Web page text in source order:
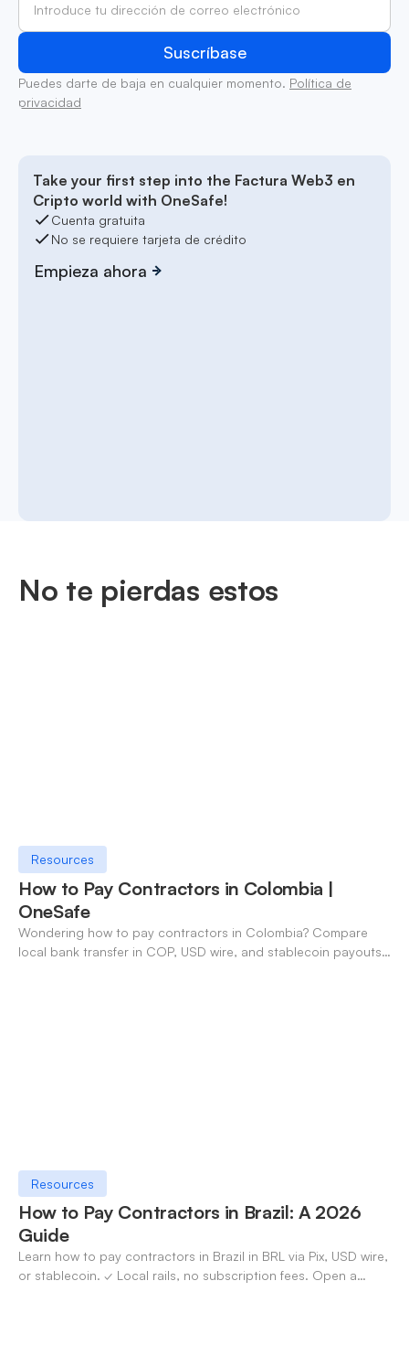
Puedes darte de baja en cualquier momento. Política de
privacidad
Take your first step into the Factura Web3 en
Cripto world with OneSafe!
Cuenta gratuita
No se requiere tarjeta de crédito
Empieza ahora
No te pierdas estos
Resources
How to Pay Contractors in Colombia |
OneSafe
Wondering how to pay contractors in Colombia? Compare
local bank transfer in COP, USD wire, and stablecoin payouts.
Resources
How to Pay Contractors in Brazil: A 2026
Guide
Learn how to pay contractors in Brazil in BRL via Pix, USD wire,
or stablecoin. ✓ Local rails, no subscription fees. Open a